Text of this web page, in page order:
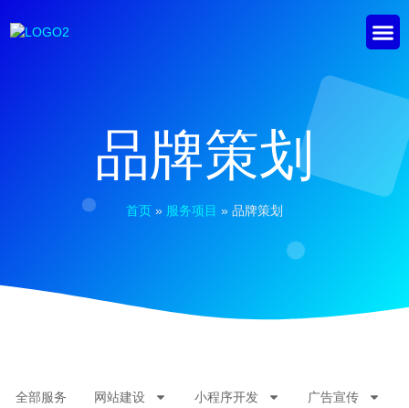
品牌策划
首页 » 服务项目 » 品牌策划
全部服务 网站建设 小程序开发 广告宣传